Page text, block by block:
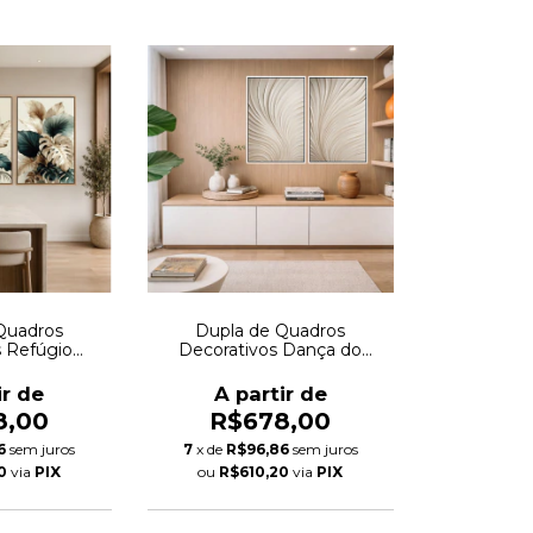
Refúgio
de
sem juros
via PIX
Dupla de Quadros
Decorativos Dança do
A partir de
R$678,00
7 x de R$96,86 sem juros
ou R$610,20 via PIX